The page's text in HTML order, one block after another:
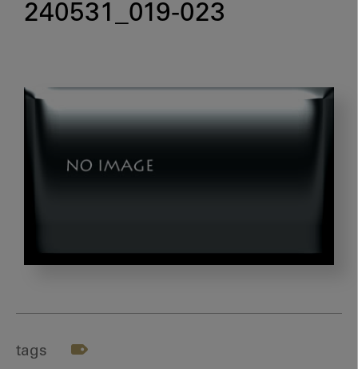
240531_019-023
tags